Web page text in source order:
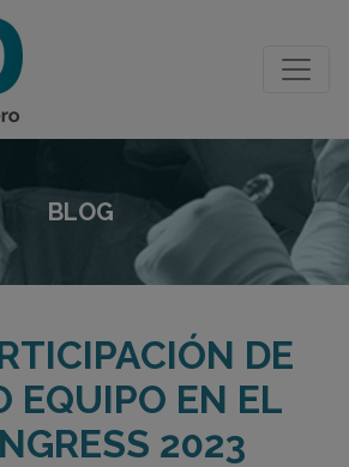
BLOG
DE
EQUIPO EN EL
2023